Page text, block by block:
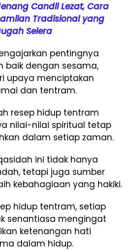
Candil Lezat, Cara
Tradisional yang
Selera
pentingnya
baik dengan sesama,
upaya menciptakan
dan tentram.
resep hidup tentram
nilai-nilai spiritual tetap
dalam setiap zaman.
ini tidak hanya
tetapi juga sumber
kebahagiaan yang hakiki.
hidup tentram, setiap
senantiasa mengingat
ketenangan hati
dalam hidup.